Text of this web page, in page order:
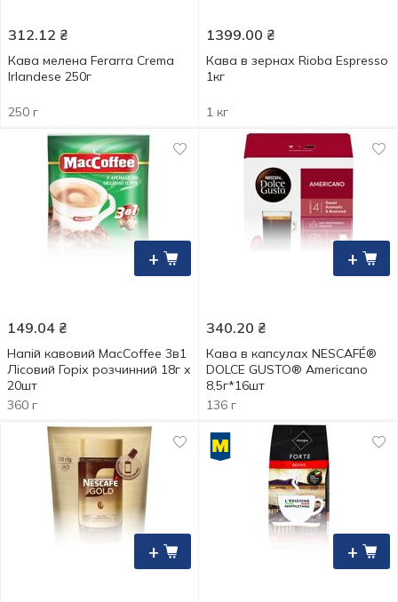
312.12 ₴
Кава мелена Ferarra Crema
Irlandese 250г
250 г
1399.00 ₴
Кава в зернах Rioba Espresso
1кг
1 кг
+
149.04 ₴
Напій кавовий MacCoffee 3в1
Лісовий Горіх розчинний 18г х
20шт
360 г
+
340.20 ₴
Кава в капсулах NESCAFÉ®
DOLCE GUSTO® Americano
8,5г*16шт
136 г
+ +